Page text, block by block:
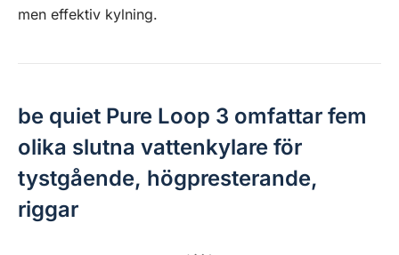
men effektiv kylning.
be quiet Pure Loop 3 omfattar fem
olika slutna vattenkylare för
tystgående, högpresterande,
riggar